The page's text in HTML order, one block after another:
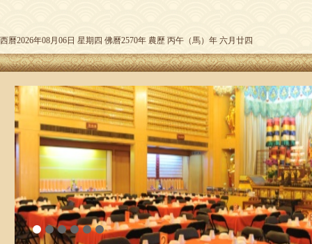
西曆2026年08月06日 星期四 佛曆2570年 農歷 丙午（馬）年 六月廿四
1 2 3 4 5 6